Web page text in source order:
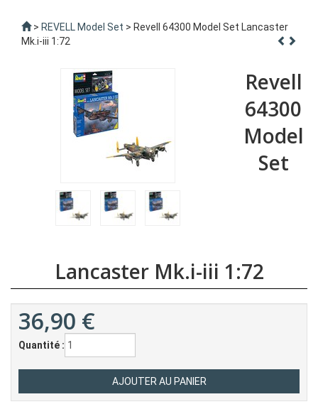
> REVELL Model Set > Revell 64300 Model Set Lancaster
Mk.i-iii 1:72
Revell
64300
Model
Set
Lancaster Mk.i-iii 1:72
36,90 €
Quantité :